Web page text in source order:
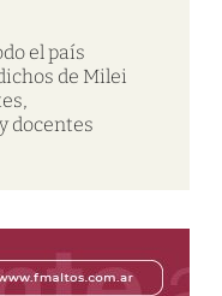
el país
de Milei
docentes